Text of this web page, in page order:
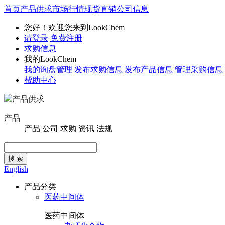
首页产品供求市场行情现货直销公司信息
您好！欢迎您来到LookChem
请登录 免费注册
求购信息
我的LookChem
我的询盘管理 发布求购信息 发布产品信息 管理采购信息
帮助中心
产品供求
产品
产品 公司 求购 资讯 法规
搜 索
English
产品分类
医药中间体
医药中间体